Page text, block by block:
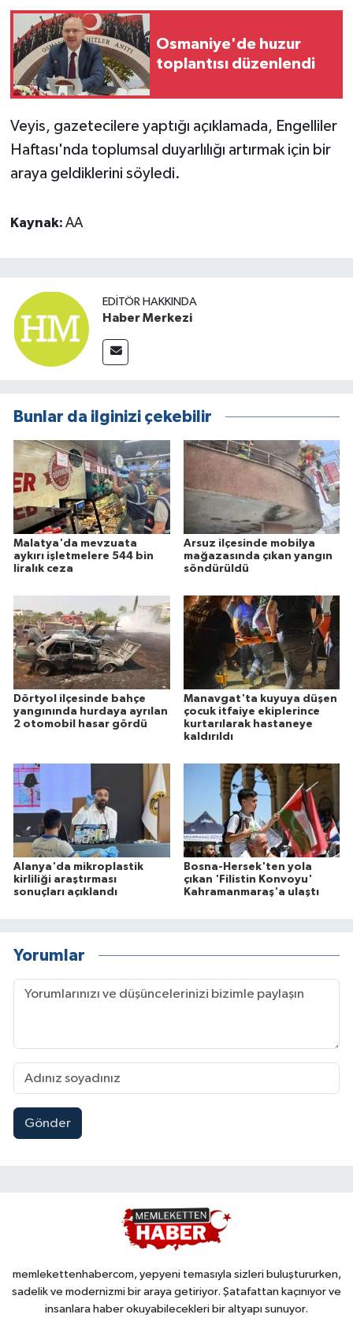
Osmaniye'de huzur
toplantısı düzenlendi
Veyis, gazetecilere yaptığı açıklamada, Engelliler
Haftası'nda toplumsal duyarlılığı artırmak için bir
araya geldiklerini söyledi.
Kaynak: AA
EDITÖR HAKKINDA
Haber Merkezi
Bunlar da ilginizi çekebilir
Malatya'da mevzuata
aykırı işletmelere 544 bin
liralık ceza
Arsuz ilçesinde mobilya
mağazasında çıkan yangın
söndürüldü
Dörtyol ilçesinde bahçe
yangınında hurdaya ayrılan
2 otomobil hasar gördü
Manavgat'ta kuyuya düşen
çocuk itfaiye ekiplerince
kurtarılarak hastaneye
kaldırıldı
Alanya'da mikroplastik
kirliliği araştırması
sonuçları açıklandı
Bosna-Hersek'ten yola
çıkan 'Filistin Konvoyu'
Kahramanmaraş'a ulaştı
Yorumlar
Gönder
memlekettenhabercom, yepyeni temasıyla sizleri buluştururken,
sadelik ve modernizmi bir araya getiriyor. Şatafattan kaçınıyor ve
insanlara haber okuyabilecekleri bir altyapı sunuyor.